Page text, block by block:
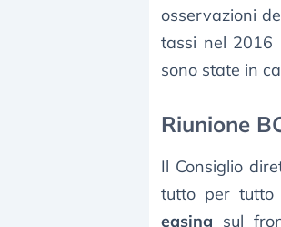
osservazioni
tassi nel 2016
sono state in
Riunione
Il Consiglio
tutto per
easing sul